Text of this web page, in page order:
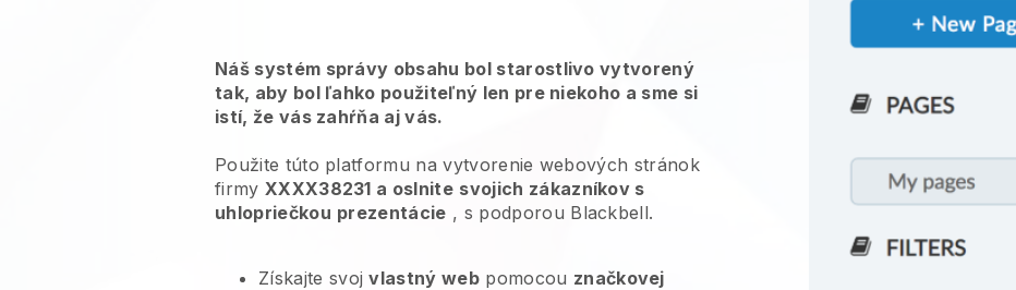
Náš systém správy obsahu bol starostlivo vytvorený
tak, aby bol ľahko použiteľný len pre niekoho a sme si
istí, že vás zahŕňa aj vás.
Použite túto platformu na vytvorenie webových stránok
firmy XXXX38231 a oslnite svojich zákazníkov s
uhlopriečkou prezentácie , s podporou Blackbell.
Získajte svojvlastný web pomocou značkovej